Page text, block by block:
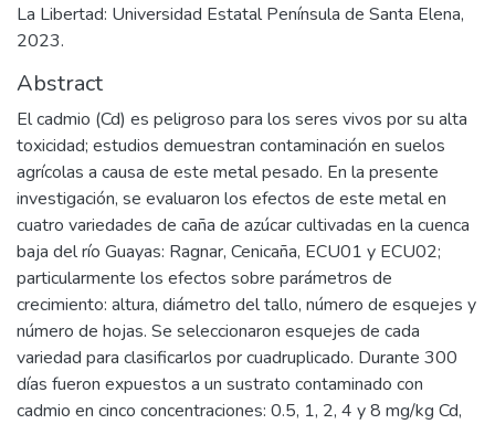
La Libertad: Universidad Estatal Península de Santa Elena,
2023.
Abstract
El cadmio (Cd) es peligroso para los seres vivos por su alta
toxicidad; estudios demuestran contaminación en suelos
agrícolas a causa de este metal pesado. En la presente
investigación, se evaluaron los efectos de este metal en
cuatro variedades de caña de azúcar cultivadas en la cuenca
baja del río Guayas: Ragnar, Cenicaña, ECU01 y ECU02;
particularmente los efectos sobre parámetros de
crecimiento: altura, diámetro del tallo, número de esquejes y
número de hojas. Se seleccionaron esquejes de cada
variedad para clasificarlos por cuadruplicado. Durante 300
días fueron expuestos a un sustrato contaminado con
cadmio en cinco concentraciones: 0.5, 1, 2, 4 y 8 mg/kg Cd,